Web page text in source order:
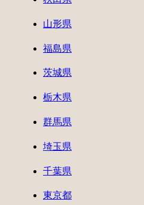
山形県
福島県
茨城県
栃木県
群馬県
埼玉県
千葉県
東京都